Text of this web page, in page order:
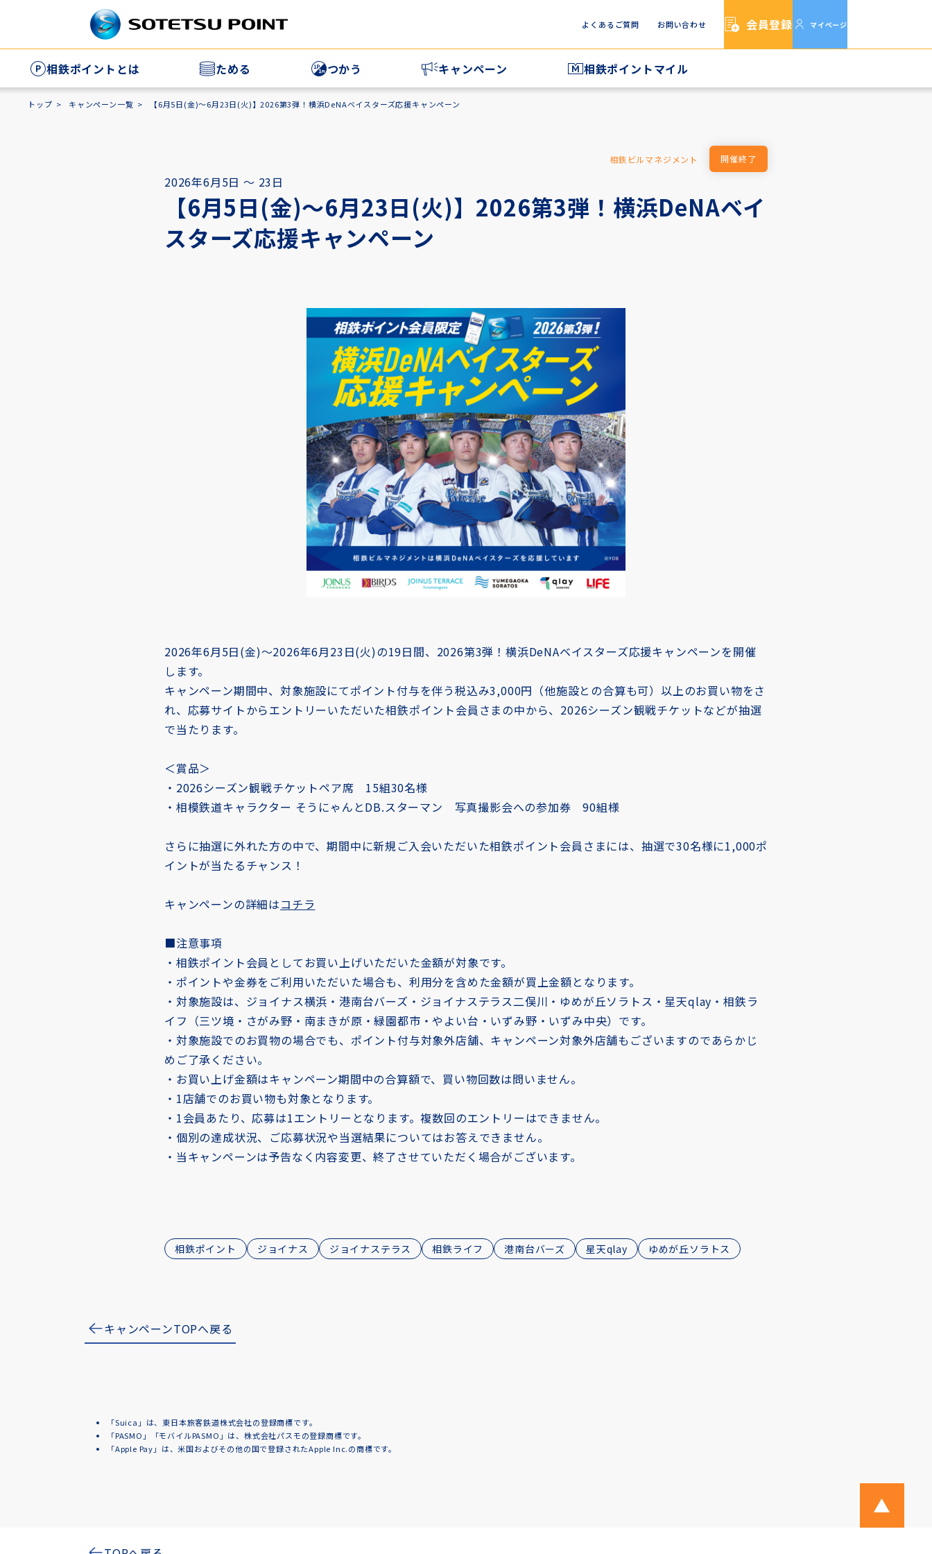
よくあるご質問 お問い合わせ 会員登録 マイページ
相鉄ポイントとは ためる つかう
相鉄ポイントをつかう
キャンペーン 相鉄ポイントマイル
相鉄ポイントマイルをつかう
トップ キャンペーン一覧 【6月5日(金)～6月23日(火)】2026第3弾！横浜DeNAベイスターズ応援キャンペーン
2026年6月5日 ～ 23日
相鉄ビルマネジメント 開催終了
【6月5日(金)～6月23日(火)】2026第3弾！横浜DeNAベイ
スターズ応援キャンペーン
2026年6月5日(金)～2026年6月23日(火)の19日間、2026第3弾！横浜DeNAベイスターズ応援キャンペーンを開催
します。
キャンペーン期間中、対象施設にてポイント付与を伴う税込み3,000円（他施設との合算も可）以上のお買い物をさ
れ、応募サイトからエントリーいただいた相鉄ポイント会員さまの中から、2026シーズン観戦チケットなどが抽選
で当たります。
＜賞品＞
・2026シーズン観戦チケットペア席 15組30名様
・相模鉄道キャラクター そうにゃんとDB.スターマン 写真撮影会への参加券 90組様
さらに抽選に外れた方の中で、期間中に新規ご入会いただいた相鉄ポイント会員さまには、抽選で30名様に1,000ポ
イントが当たるチャンス！
キャンペーンの詳細はコチラ
■注意事項
・相鉄ポイント会員としてお買い上げいただいた金額が対象です。
・ポイントや金券をご利用いただいた場合も、利用分を含めた金額が買上金額となります。
・対象施設は、ジョイナス横浜・港南台バーズ・ジョイナステラス二俣川・ゆめが丘ソラトス・星天qlay・相鉄ラ
イフ（三ツ境・さがみ野・南まきが原・緑園都市・やよい台・いずみ野・いずみ中央）です。
・対象施設でのお買物の場合でも、ポイント付与対象外店舗、キャンペーン対象外店舗もございますのであらかじ
めご了承ください。
・お買い上げ金額はキャンペーン期間中の合算額で、買い物回数は問いません。
・1店舗でのお買い物も対象となります。
・1会員あたり、応募は1エントリーとなります。複数回のエントリーはできません。
・個別の達成状況、ご応募状況や当選結果についてはお答えできません。
・当キャンペーンは予告なく内容変更、終了させていただく場合がございます。
相鉄ポイント ジョイナス ジョイナステラス 相鉄ライフ 港南台バーズ 星天qlay ゆめが丘ソラトス
キャンペーンTOPへ戻る
「Suica」は、東日本旅客鉄道株式会社の登録商標です。
「PASMO」「モバイルPASMO」は、株式会社パスモの登録商標です。
「Apple Pay」は、米国およびその他の国で登録されたApple Inc.の商標です。